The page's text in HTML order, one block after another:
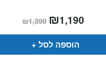
₪1,390 המחיר
המקורי
היה:
₪1,390.
₪1,190
הוא:
הוספה לסל